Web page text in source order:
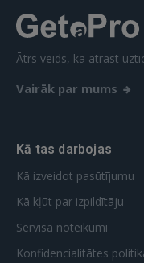
Ātrs veids, kā atrast
Vairāk par mums
Kā tas darbojas
Kā izveidot pasūtījumu
Kā kļūt par izpildītāju
Servisa noteikumi
Konfidencialitātes